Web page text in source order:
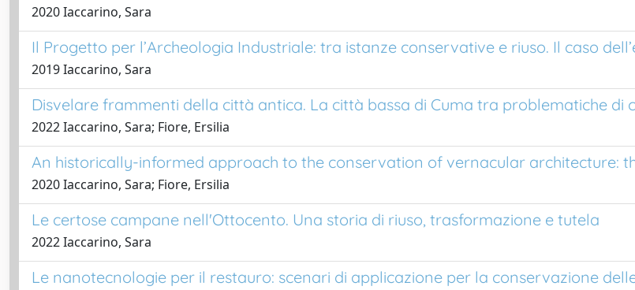
2020 Iaccarino, Sara
Il Progetto per l’Archeologia Industriale: tra istanze conservative e riuso. Il caso
2019 Iaccarino, Sara
Disvelare frammenti della città antica. La città bassa di Cuma tra problematiche
2022 Iaccarino, Sara; Fiore, Ersilia
An historically-informed approach to the conservation of vernacular architecture:
2020 Iaccarino, Sara; Fiore, Ersilia
Le certose campane nell'Ottocento. Una storia di riuso, trasformazione e tutela
2022 Iaccarino, Sara
Le nanotecnologie per il restauro: scenari di applicazione per la conservazione